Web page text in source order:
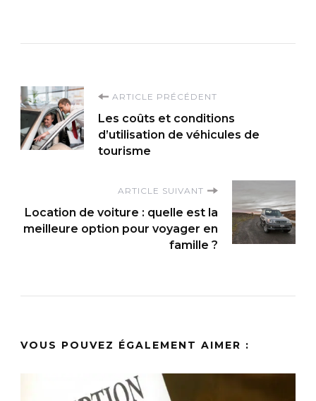
Navigation
d'article
ARTICLE PRÉCÉDENT
Les coûts et conditions
d’utilisation de véhicules de
tourisme
ARTICLE SUIVANT
Location de voiture : quelle est la
meilleure option pour voyager en
famille ?
VOUS POUVEZ ÉGALEMENT AIMER :